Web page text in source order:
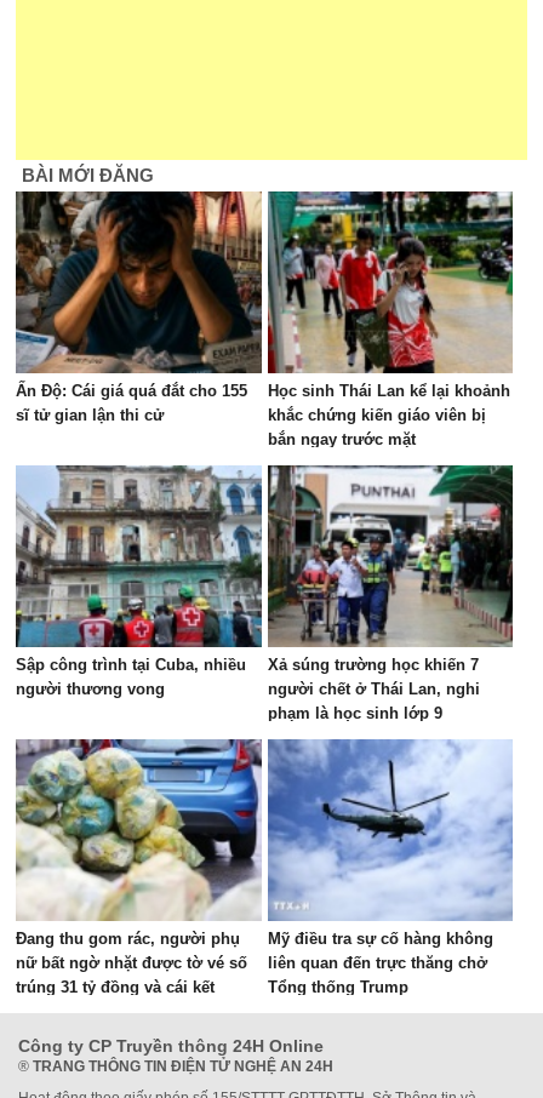
BÀI MỚI ĐĂNG
Ấn Độ: Cái giá quá đắt cho 155
sĩ tử gian lận thi cử
Học sinh Thái Lan kể lại khoảnh
khắc chứng kiến giáo viên bị
bắn ngay trước mặt
Sập công trình tại Cuba, nhiều
người thương vong
Xả súng trường học khiến 7
người chết ở Thái Lan, nghi
phạm là học sinh lớp 9
Đang thu gom rác, người phụ
nữ bất ngờ nhặt được tờ vé số
trúng 31 tỷ đồng và cái kết
Mỹ điều tra sự cố hàng không
liên quan đến trực thăng chở
Tổng thống Trump
Công ty CP Truyền thông 24H Online
® TRANG THÔNG TIN ĐIỆN TỬ NGHỆ AN 24H